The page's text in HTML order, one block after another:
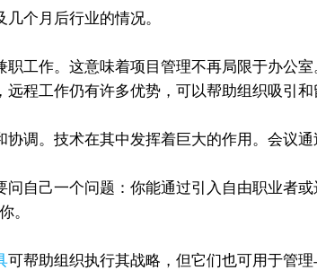
个月后行业的情况。
工作。这意味着项目管理不再局限于办公室
程工作仍有许多优势，可以帮助组织吸引和
调。技术在其中发挥着巨大的作用。会议
自己一个问题：你能通过引入自由职业者
。
可帮助组织执行其战略，但它们也可用于管